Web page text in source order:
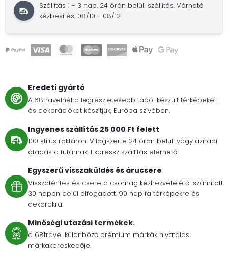
Szállítás 1 - 3 nap. 24 órán belüli szállítás.Várható
kézbesítés: 08/10 - 08/12
Eredeti gyártó
A 68travelnél a legrészletesebb fából készült térképeket
és dekorációkat készítjük, Európa szívében.
Ingyenes szállítás 25 000 Ft felett
100 stílus raktáron. Világszerte 24 órán belüli vagy aznapi
átadás a futárnak. Expressz szállítás elérhető.
Egyszerű visszaküldés és árucsere
Visszatérítés és csere a csomag kézhezvételétől számított
30 napon belül elfogadott. 90 nap fa térképekre és
dekorokra.
Minőségi utazási termékek.
a 68travel különböző prémium márkák hivatalos
márkakereskedője.